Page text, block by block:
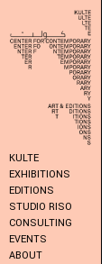
KULTE
EXHIBITIONS
EDITIONS
STUDIO RISO
CONSULTING
EVENTS
ABOUT